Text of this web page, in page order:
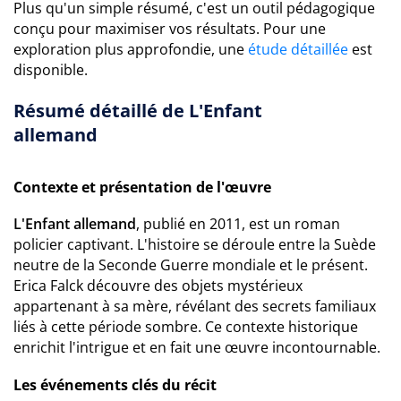
Plus qu'un simple résumé, c'est un outil pédagogique
conçu pour maximiser vos résultats. Pour une
exploration plus approfondie, une étude détaillée est
disponible.
Résumé détaillé de L'Enfant
allemand
Contexte et présentation de l'œuvre
L'Enfant allemand, publié en 2011, est un roman
policier captivant. L'histoire se déroule entre la Suède
neutre de la Seconde Guerre mondiale et le présent.
Erica Falck découvre des objets mystérieux
appartenant à sa mère, révélant des secrets familiaux
liés à cette période sombre. Ce contexte historique
enrichit l'intrigue et en fait une œuvre incontournable.
Les événements clés du récit